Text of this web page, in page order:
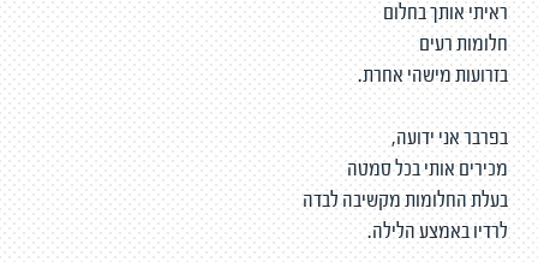
ראיתי אותך בחלום
חלומות רעים
בזרועות מישהי אחרת.
בפרבר אני ידועה,
מכירים אותי בכל סמטה
בעלת החלומות מקשיבה לבדה
לרדיו באמצע הלילה.